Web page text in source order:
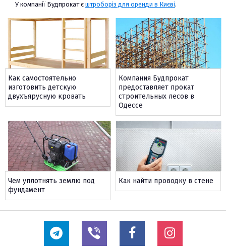
У компанії Будпрокат є штроборіз для оренди в Києві.
Как самостоятельно
изготовить детскую
двухъярусную кровать
Компания Будпрокат
предоставляет прокат
строительных лесов в
Одессе
Чем уплотнять землю под
фундамент
Как найти проводку в стене